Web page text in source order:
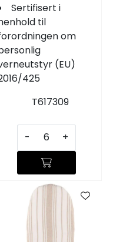
Sertifisert i
til
om
(EU)
425
T617309
- +